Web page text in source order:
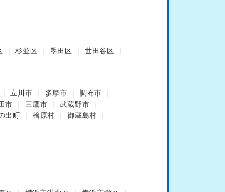
杉並区 墨田区 世田谷区
立川市 多摩市
調布市
市
三鷹市
武蔵野市
出町
檜原村 御蔵島村